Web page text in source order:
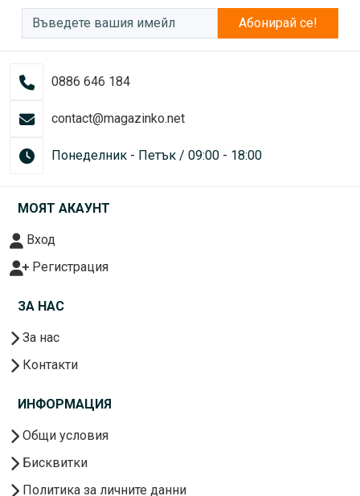
Абонирай се!
0886 646 184
contact@magazinko.net
Понеделник - Петък / 09:00 - 18:00
МОЯТ АКАУНТ
Вход
Регистрация
ЗА НАС
За нас
Контакти
ИНФОРМАЦИЯ
Общи условия
Бисквитки
Политика за личните данни